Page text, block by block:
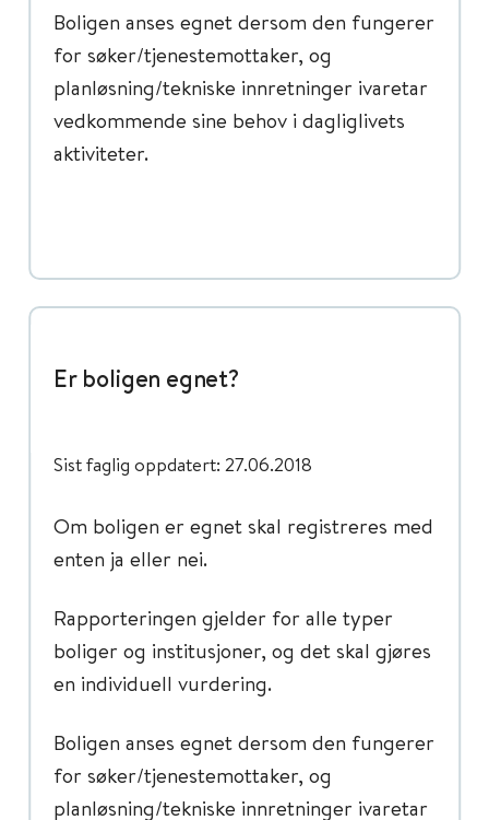
Boligen anses egnet dersom den fungerer
for søker/tjenestemottaker, og
planløsning/tekniske innretninger ivaretar
vedkommende sine behov i dagliglivets
aktiviteter.
Er boligen egnet?
Sist faglig oppdatert: 27.06.2018
Om boligen er egnet skal registreres med
enten ja eller nei.
Rapporteringen gjelder for alle typer
boliger og institusjoner, og det skal gjøres
en individuell vurdering.
Boligen anses egnet dersom den fungerer
for søker/tjenestemottaker, og
planløsning/tekniske innretninger ivaretar